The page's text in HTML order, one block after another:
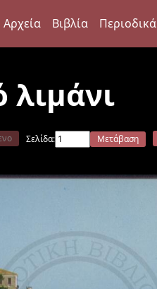
Αρχεία Βιβλία Περιοδικά
λιμάνι
Σελίδα: Μετάβαση